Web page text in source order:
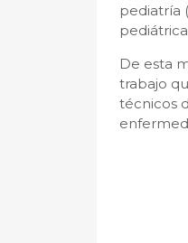
pediatría
pediátrica
De esta
trabajo
técnicos